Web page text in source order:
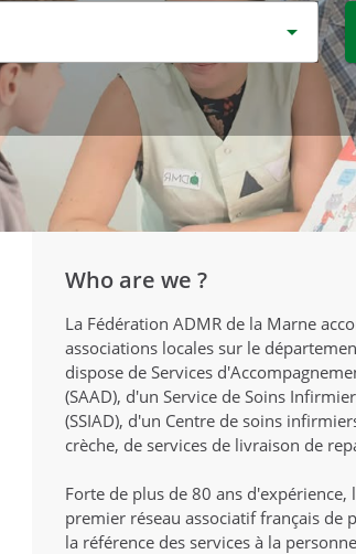
Who are we ?
La Fédération ADMR de la Marne
associations locales sur le
dispose de Services
(SAAD), d'un Service de Soins
(SSIAD), d'un Centre de soins
crèche, de services de livraison de
Forte de plus de 80 ans d'expérience,
premier réseau associatif français de
la référence des services à la